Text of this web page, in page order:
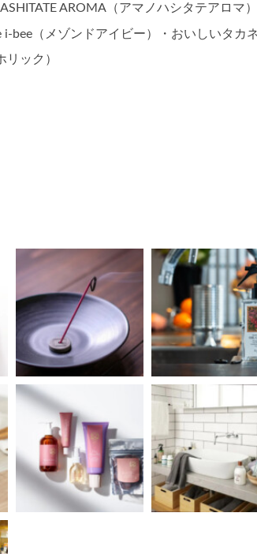
AROMA（アマノハシタテアロマ）
i-bee（メゾンドアイビー）・おいしいタカ
ック）